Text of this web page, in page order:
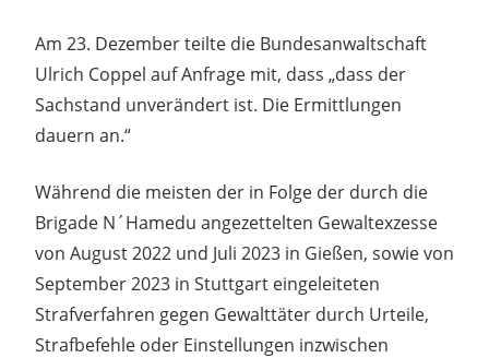
Am 23. Dezember teilte die Bundesanwaltschaft
Ulrich Coppel auf Anfrage mit, dass „dass der
Sachstand unverändert ist. Die Ermittlungen
dauern an.“
Während die meisten der in Folge der durch die
Brigade N´Hamedu angezettelten Gewaltexzesse
von August 2022 und Juli 2023 in Gießen, sowie von
September 2023 in Stuttgart eingeleiteten
Strafverfahren gegen Gewalttäter durch Urteile,
Strafbefehle oder Einstellungen inzwischen